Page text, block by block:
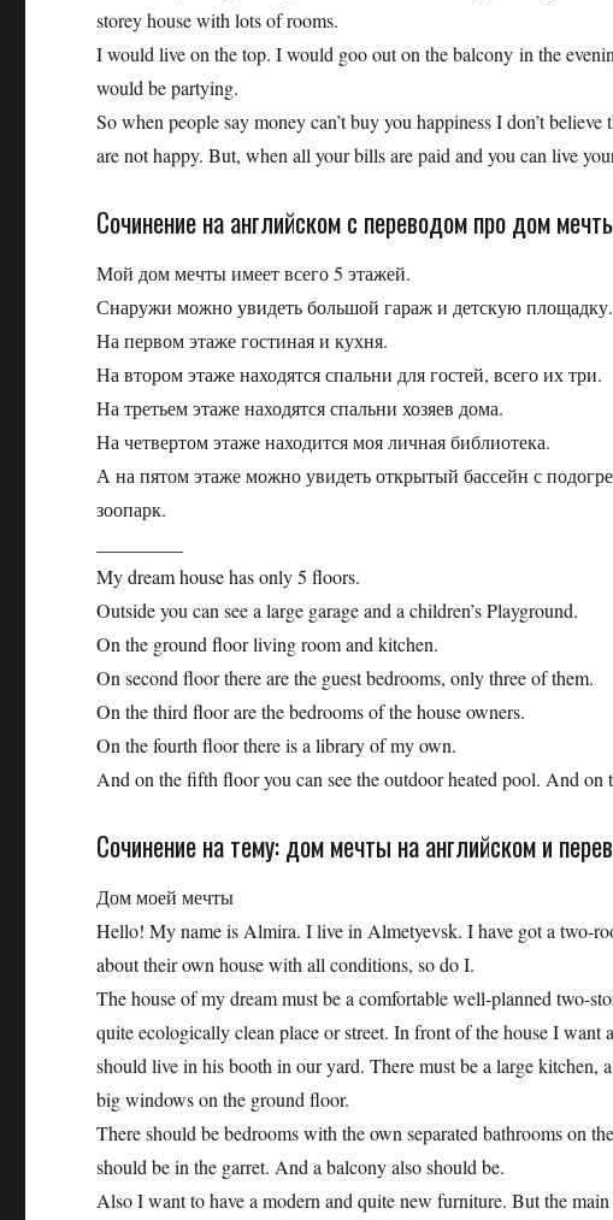
storey house with lots of rooms.
I would live on the top. I would goo out on the balcony in the
would be partying.
So when people say money can’t buy you happiness I don’t
are not happy. But, when all your bills are paid and you can live
Сочинение на английском с переводом про дом
Мой дом мечты имеет всего 5 этажей.
Снаружи можно увидеть большой гараж и детскую площадку.
На первом этаже гостиная и кухня.
На втором этаже находятся спальни для гостей, всего их три.
На третьем этаже находятся спальни хозяев дома.
На четвертом этаже находится моя личная библиотека.
А на пятом этаже можно увидеть открытый бассейн с
зоопарк.
My dream house has only 5 floors.
Outside you can see a large garage and a children’s Playground.
On the ground floor living room and kitchen.
On second floor there are the guest bedrooms, only three of them.
On the third floor are the bedrooms of the house owners.
On the fourth floor there is a library of my own.
And on the fifth floor you can see the outdoor heated pool. And on
Сочинение на тему: дом мечты на английском и
Дом моей мечты
Hello! My name is Almira. I live in Almetyevsk. I have got a two-
about their own house with all conditions, so do I.
The house of my dream must be a comfortable well-planned two-
quite ecologically clean place or street. In front of the house I
should live in his booth in our yard. There must be a large
big windows on the ground floor.
There should be bedrooms with the own separated bathrooms on
should be in the garret. And a balcony also should be.
Also I want to have a modern and quite new furniture. But the